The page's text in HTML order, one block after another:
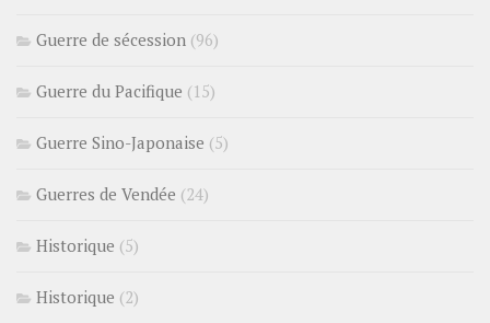
Guerre de sécession (96)
Guerre du Pacifique (15)
Guerre Sino-Japonaise (5)
Guerres de Vendée (24)
Historique (5)
Historique (2)